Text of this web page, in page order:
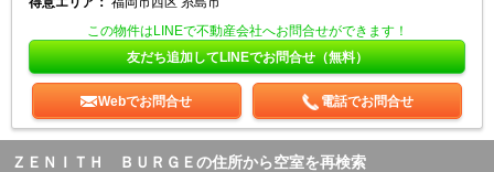
この物件はLINEで不動産会社へお問合せができます！
友だち追加してLINEでお問合せ（無料）
Webでお問合せ 電話でお問合せ
ＺＥＮＩＴＨ ＢＵＲＧＥの住所から空室を再検索